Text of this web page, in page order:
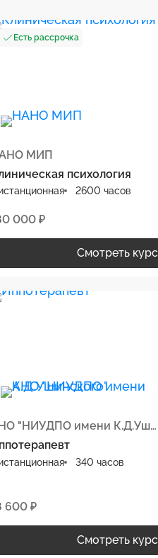
Есть рассрочка
МИП
психология
2600 часов
000 ₽
Смотреть курс
АНО "НИУДПО имени К.Д.Ушинского"
340 часов
600 ₽
Смотреть курс